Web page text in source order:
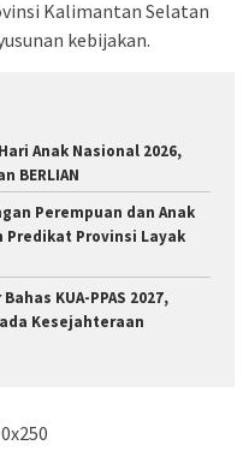
Kalimantan Selatan
kebijakan.
Anak Nasional 2026,
BERLIAN
Perempuan dan Anak
Predikat Provinsi Layak
KUA-PPAS 2027,
Kesejahteraan